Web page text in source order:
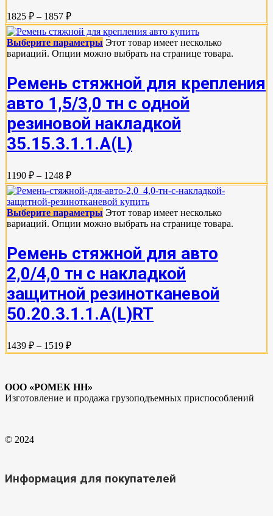
1825 ₽ – 1857 ₽
Выберите параметры Этот товар имеет несколько
вариаций. Опции можно выбрать на странице товара.
Ремень стяжной для крепления
авто 1,5/3,0 тн с одной
резиновой накладкой
35.15.3.1.1.А(L)
1190 ₽ – 1248 ₽
Выберите параметры Этот товар имеет несколько
вариаций. Опции можно выбрать на странице товара.
Ремень стяжной для авто
2,0/4,0 тн с накладкой
защитной резинотканевой
50.20.3.1.1.А(L)RT
1439 ₽ – 1519 ₽
ООО «РОМЕК НН»
Изготовление и продажа грузоподъемных приспособлений
© 2024
Информация для покупателей